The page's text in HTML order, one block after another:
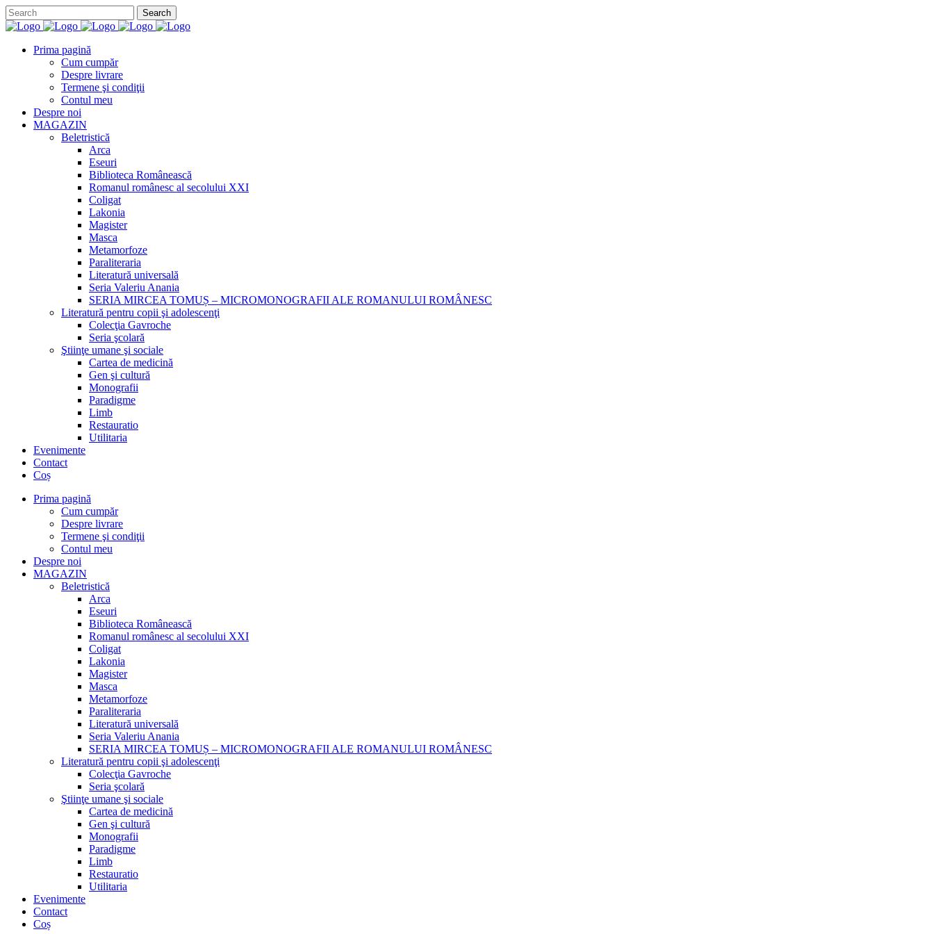
Prima pagină
Cum cumpăr
Despre livrare
Termene şi condiţii
Contul meu
Despre noi
MAGAZIN
Beletristică
Arca
Eseuri
Biblioteca Românească
Romanul românesc al secolului XXI
Coligat
Lakonia
Magister
Masca
Metamorfoze
Paraliteraria
Literatură universală
Seria Valeriu Anania
SERIA MIRCEA TOMUȘ – MICROMONOGRAFII ALE ROMANULUI ROMÂNESC
Literatură pentru copii şi adolescenţi
Colecţia Gavroche
Seria şcolară
Ştiinţe umane şi sociale
Cartea de medicină
Gen şi cultură
Monografii
Paradigme
Limb
Restauratio
Utilitaria
Evenimente
Contact
Coș
Prima pagină
Cum cumpăr
Despre livrare
Termene şi condiţii
Contul meu
Despre noi
MAGAZIN
Beletristică
Arca
Eseuri
Biblioteca Românească
Romanul românesc al secolului XXI
Coligat
Lakonia
Magister
Masca
Metamorfoze
Paraliteraria
Literatură universală
Seria Valeriu Anania
SERIA MIRCEA TOMUȘ – MICROMONOGRAFII ALE ROMANULUI ROMÂNESC
Literatură pentru copii şi adolescenţi
Colecţia Gavroche
Seria şcolară
Ştiinţe umane şi sociale
Cartea de medicină
Gen şi cultură
Monografii
Paradigme
Limb
Restauratio
Utilitaria
Evenimente
Contact
Coș